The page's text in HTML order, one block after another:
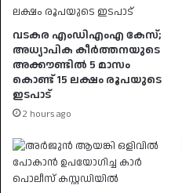
വടകര എംഡിഎംഎ കേസ്;
അധ്യാപിക കീർത്തനയുടെ
അക്കൗണ്ടിൽ 5 മാസം
കൊണ്ട് 15 ലക്ഷം രൂപയുടെ
ഇടപാട്
2 hours ago